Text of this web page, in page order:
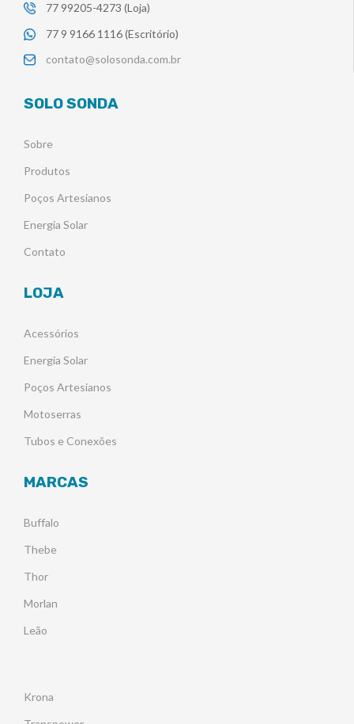
77 99205-4273 (Loja)
77 9 9166 1116 (Escritório)
contato@solosonda.com.br
SOLO SONDA
Sobre
Produtos
Poços Artesianos
Energia Solar
Contato
LOJA
Acessórios
Energia Solar
Poços Artesianos
Motoserras
Tubos e Conexões
MARCAS
Buffalo
Thebe
Thor
Morlan
Leão
Krona